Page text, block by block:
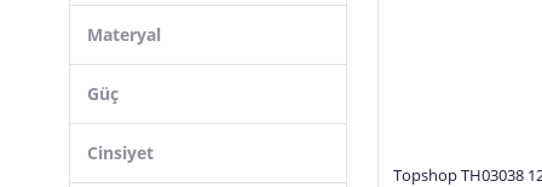
Budama Testeresi
Cam Vantuzu
Cımbız Aleti
Çadır Aksesuarları
Hultafors
KKDAVM
Topshop
ONLINE STORE
Materyal
Güç
Cinsiyet
Topshop TH03038